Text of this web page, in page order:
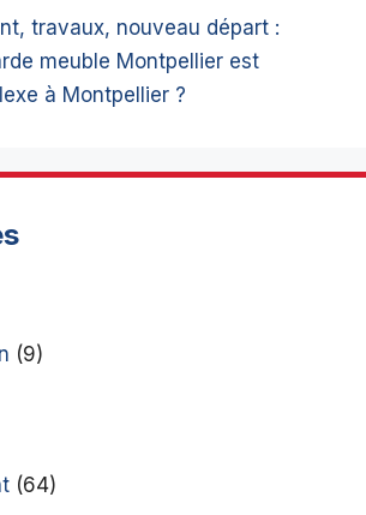
travaux, nouveau départ :
meuble Montpellier est
à Montpellier ?
(9)
(64)